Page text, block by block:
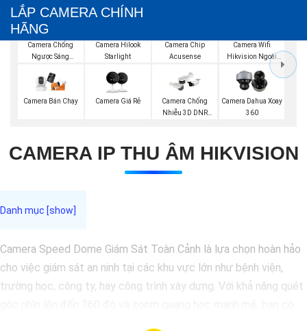
LẮP CAMERA CHÍNH
HÃNG
Camera Chống
Ngược Sáng
Camera Hilook
Starlight
Camera Chip
Acusense
Camera Wifi
Hikvision Ngoài
Camera Bán Chạy Camera Giá Rẻ
Camera Chống
Nhiễu 3D DNR
Camera Dahua Xoay
360
CAMERA IP THU ÂM HIKVISION
Camera Speed Dome Giám Sát Toàn Cảnh là lựa chọn hoàn hảo
cho việc giám sát an ninh tại các khu vực lớn như bệnh viện,
trường học, công ty, hay công trình xây dựng. Với khả năng quét